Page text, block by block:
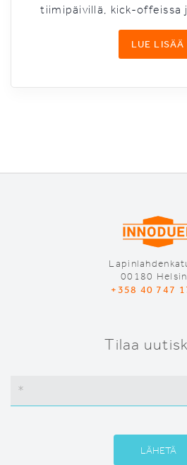
tiimipäivillä, kick-offeissa
LUE LISÄÄ
00180
+358 40 747
Tilaa